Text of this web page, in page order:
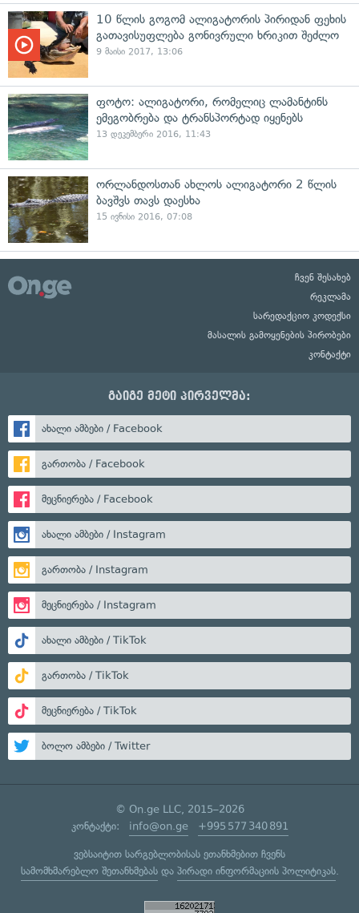
10 წლის გოგომ ალიგატორის პირიდან ფეხის
გათავისუფლება გონივრული ხრიკით შეძლო
9 მაისი 2017, 13:06
ფოტო: ალიგატორი, რომელიც ლამანტინს
ემეგობრება და ტრანსპორტად იყენებს
13 დეკემბერი 2016, 11:43
ორლანდოსთან ახლოს ალიგატორი 2 წლის
ბავშვს თავს დაესხა
15 ივნისი 2016, 07:08
ჩვენ შესახებ
რეკლამა
სარედაქციო კოდექსი
მასალის გამოყენების პირობები
კონტაქტი
გაიგე მეტი პირველმა:
ახალი ამბები / Facebook
გართობა / Facebook
მეცნიერება / Facebook
ახალი ამბები / Instagram
გართობა / Instagram
მეცნიერება / Instagram
ახალი ამბები / TikTok
გართობა / TikTok
მეცნიერება / TikTok
ბოლო ამბები / Twitter
© On.ge LLC, 2015–2026
კონტაქტი: info@on.ge +995 577 340 891
ვებსაიტით სარგებლობისას ეთანხმებით ჩვენს
სამომხმარებლო შეთანხმებასდა პირადი ინფორმაციის პოლიტიკას.